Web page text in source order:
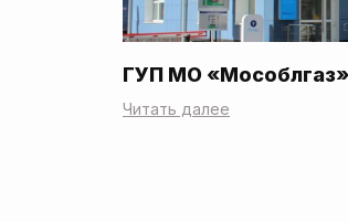
ГУП МО «Мособлгаз»
Читать далее